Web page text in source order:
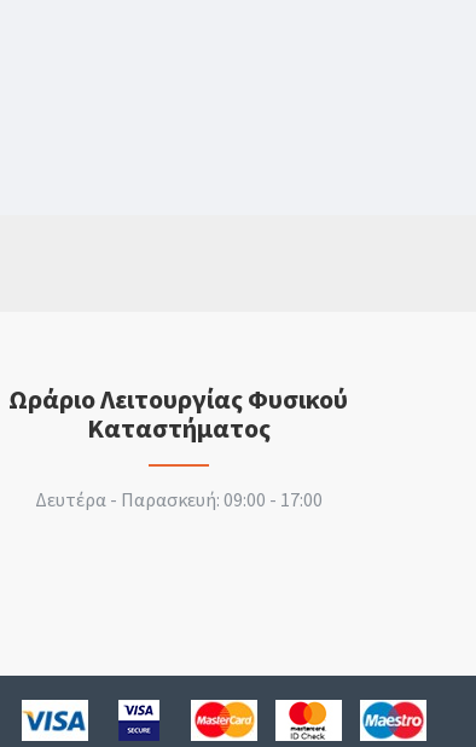
Ωράριο Λειτουργίας Φυσικού
Καταστήματος
Δευτέρα - Παρασκευή: 09:00 - 17:00